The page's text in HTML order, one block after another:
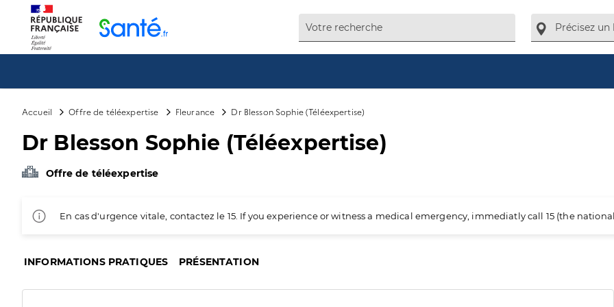
Accueil Offre de téléexpertise Fleurance Dr Blesson Sophie (Téléexpertise)
Dr Blesson Sophie (Téléexpertise)
Offre de téléexpertise
En cas d'urgence vitale, contactez le 15. If you experience or witness a medical emergency, immediatly call 15 (the
INFORMATIONS PRATIQUES PRÉSENTATION
Panneau de gestion des cookies